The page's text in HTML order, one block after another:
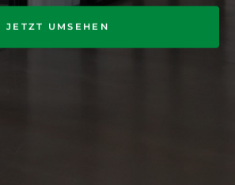
JETZT UMSEHEN